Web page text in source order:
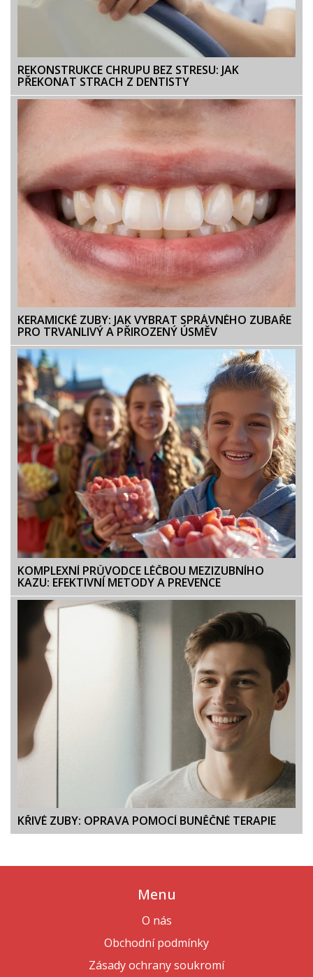
REKONSTRUKCE CHRUPU BEZ STRESU: JAK
PŘEKONAT STRACH Z DENTISTY
KERAMICKÉ ZUBY: JAK VYBRAT SPRÁVNÉHO ZUBAŘE
PRO TRVANLIVÝ A PŘIROZENÝ ÚSMĚV
KOMPLEXNÍ PRŮVODCE LÉČBOU MEZIZUBNÍHO
KAZU: EFEKTIVNÍ METODY A PREVENCE
KŘIVÉ ZUBY: OPRAVA POMOCÍ BUNĚČNÉ TERAPIE
Menu
O nás
Obchodní podmínky
Zásady ochrany soukromí